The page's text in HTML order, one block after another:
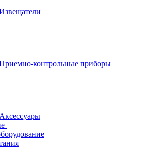
контрольные приборы
Аксессуары